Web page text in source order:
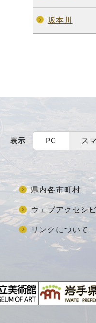
坂本川
表示 PC ス
県内各市町村
ウェブアクセシ
リンクについて